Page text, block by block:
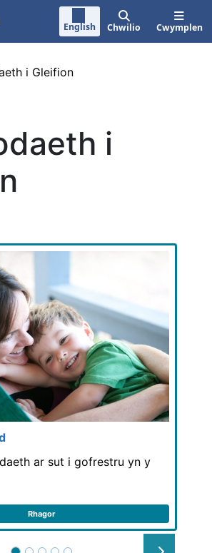
English Chwilio Cwymplen
i Gleifion
i
ar sut i gofrestru yn y
Rhagor